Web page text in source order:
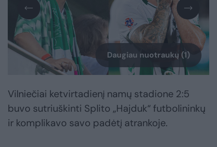
Daugiau nuotraukų (1)
Vilniečiai ketvirtadienį namų stadione 2:5
buvo sutriuškinti Splito „Hajduk“ futbolininkų
ir komplikavo savo padėtį atrankoje.